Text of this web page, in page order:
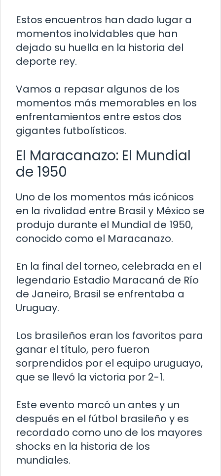
Estos encuentros han dado lugar a
momentos inolvidables que han
dejado su huella en la historia del
deporte rey.
Vamos a repasar algunos de los
momentos más memorables en los
enfrentamientos entre estos dos
gigantes futbolísticos.
El Maracanazo: El Mundial
de 1950
Uno de los momentos más icónicos
en la rivalidad entre Brasil y México se
produjo durante el Mundial de 1950,
conocido como el Maracanazo.
En la final del torneo, celebrada en el
legendario Estadio Maracaná de Río
de Janeiro, Brasil se enfrentaba a
Uruguay.
Los brasileños eran los favoritos para
ganar el título, pero fueron
sorprendidos por el equipo uruguayo,
que se llevó la victoria por 2-1.
Este evento marcó un antes y un
después en el fútbol brasileño y es
recordado como uno de los mayores
shocks en la historia de los
mundiales.